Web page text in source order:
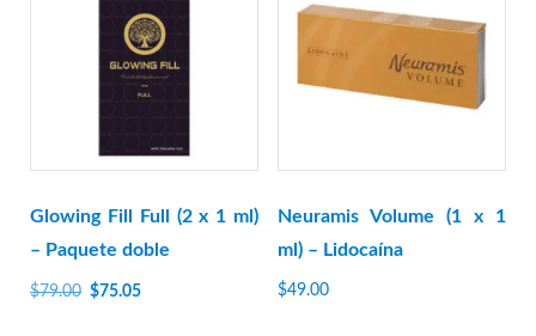
Glowing Fill Full (2 x 1 ml)
– Paquete doble
$79.00 El
$75.05
Neuramis Volume (1 x 1
ml) – Lidocaína
$49.00